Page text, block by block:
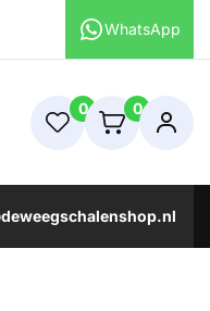
WhatsApp
0 0